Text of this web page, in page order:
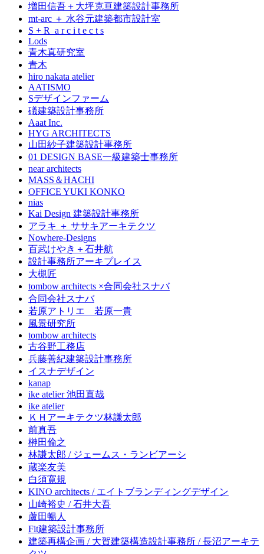
増田信吾＋大坪克亘建築設計事務所
mt-arc ＋ 水谷元建築都市設計室
S + R a r c i t e c t s
Lods
青木真研究室
青木
hiro nakata atelier
AATISMO
Sデザインファーム
礒建築設計事務所
Aaat Inc.
HYG ARCHITECTS
山田紗子建築設計事務所
01 DESIGN BASE一級建築士事務所
near architects
MASS＆HACHI
OFFICE YUKI KONKO
nias
Kai Design 建築設計事務所
アラキ ＋ ササキアーキテクツ
Nowhere-Designs
百武けやき＋石井航
設計事務所アーキプレイス
大槻匠
tombow architects ×合同会社スナバ
合同会社スナバ
若原アトリエ 若原一貴
風景研究所
tombow architects
古谷野工務店
兵藤善紀建築設計事務所
イスナデザイン
kanap
ike atelier 池田直哉
ike atelier
ＫＨアーキテクツ林謙太郎
前真吾
榊田倫之
林謙太郎 / ジェームス・ランビアーシ
蔵楽友美
白須寛規
KINO architects / エイトブランディングデザイン
山崎裕史 / 石井大吾
蘆田暢人
Fit建築設計事務所
建築再構企画 / 大賀建築構造設計事務所 / 長沼アーキテ